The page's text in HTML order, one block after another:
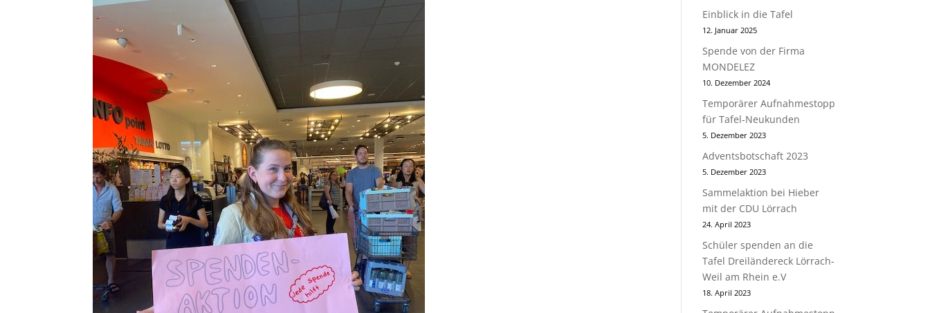
Einblick in die Tafel
12. Januar 2025
Spende von der Firma
MONDELEZ
10. Dezember 2024
Temporärer Aufnahmestopp
für Tafel-Neukunden
5. Dezember 2023
Adventsbotschaft 2023
5. Dezember 2023
Sammelaktion bei Hieber
mit der CDU Lörrach
24. April 2023
Schüler spenden an die
Tafel Dreiländereck Lörrach-
Weil am Rhein e.V
18. April 2023